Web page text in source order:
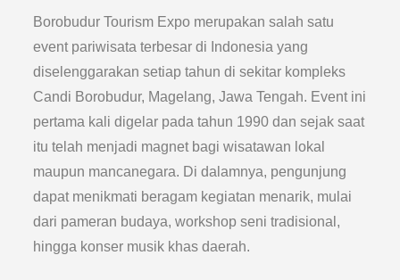
Borobudur Tourism Expo merupakan salah satu
event pariwisata terbesar di Indonesia yang
diselenggarakan setiap tahun di sekitar kompleks
Candi Borobudur, Magelang, Jawa Tengah. Event ini
pertama kali digelar pada tahun 1990 dan sejak saat
itu telah menjadi magnet bagi wisatawan lokal
maupun mancanegara. Di dalamnya, pengunjung
dapat menikmati beragam kegiatan menarik, mulai
dari pameran budaya, workshop seni tradisional,
hingga konser musik khas daerah.